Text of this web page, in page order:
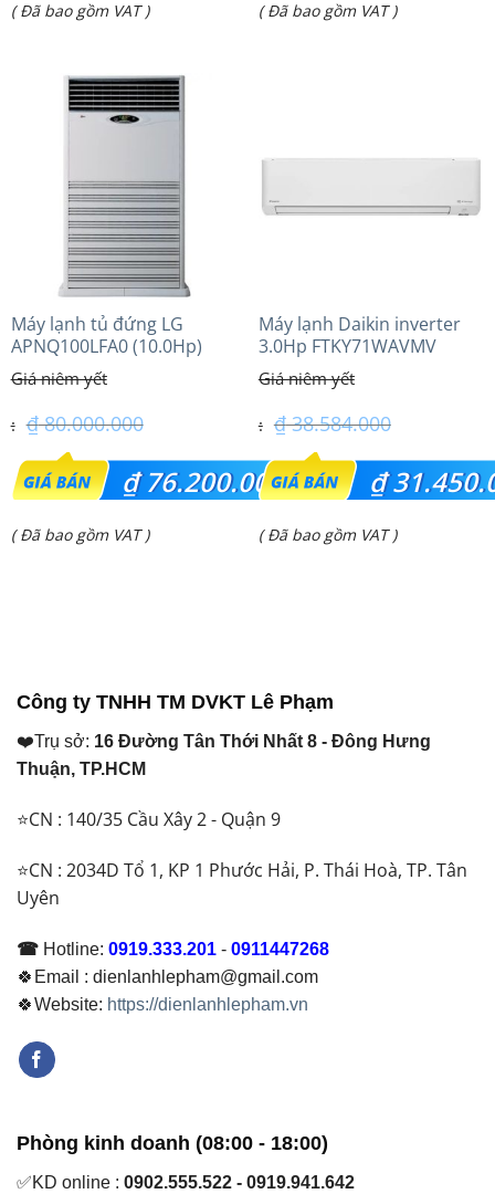
là:
Giá
( Đã bao gồm VAT )
là:
Giá
₫ 56.500.000.
( Đã bao gồm VAT )
Máy lạnh tủ đứng LG
APNQ100LFA0 (10.0Hp)
₫80.000.000
Giá
gốc
là:
₫76.200.000
Giá
( Đã bao gồm VAT )
Máy lạnh Daikin inverter
3.0Hp FTKY71WAVMV
₫38.584.000
Giá
gốc
là:
₫
Giá
( Đã bao gồm VAT )
Công ty TNHH TM DVKT Lê Phạm
❤️Trụ sở: 16 Đường Tân Thới Nhất 8 - Đông Hưng
Thuận, TP.HCM
⭐CN : 140/35 Cầu Xây 2 - Quận 9
⭐CN : 2034D Tổ 1, KP 1 Phước Hải, P. Thái Hoà, TP. Tân
Uyên
☎ Hotline: 0919.333.201 - 0911447268
🍀Email : dienlanhlepham@gmail.com
🍀Website: https://dienlanhlepham.vn
Phòng kinh doanh (08:00 - 18:00)
✅KD online : 0902.555.522 - 0919.941.642